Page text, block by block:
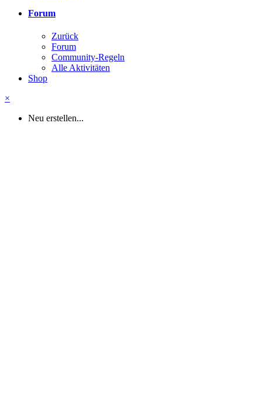
Forum
Zurück
Forum
Community-Regeln
Alle Aktivitäten
Shop
×
Neu erstellen...